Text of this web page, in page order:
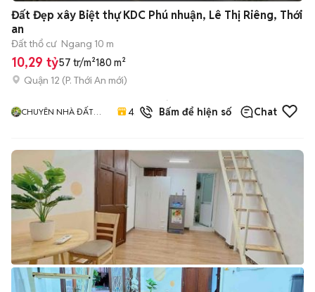
+2
Đất Đẹp xây Biệt thự KDC Phú nhuận, Lê Thị Riêng, Thới
an
Đất thổ cư Ngang 10 m
10,29 tỷ57 tr/m²180 m²
Quận 12 (P. Thới An mới)
CHUYÊN NHÀ ĐẤT
4.9
17
đã
bán
Bấm để hiện số Chat